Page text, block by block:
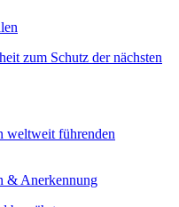
zum Schutz der nächsten
weltweit führenden
& Anerkennung